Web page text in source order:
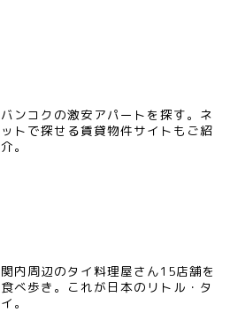
バンコクの激安アパートを探す。ネ
ットで探せる賃貸物件サイトもご紹
介。
関内周辺のタイ料理屋さん15店舗を
食べ歩き。これが日本のリトル・タ
イ。